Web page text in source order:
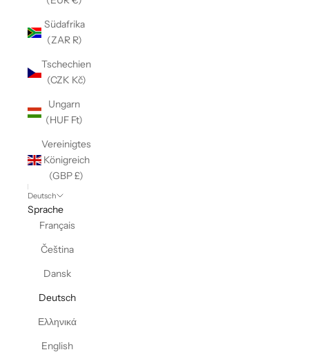
Südafrika
(ZAR R)
Tschechien
(CZK Kč)
Ungarn
(HUF Ft)
Vereinigtes
Königreich
(GBP £)
Deutsch
Sprache
Français
Čeština
Dansk
Deutsch
Ελληνικά
English